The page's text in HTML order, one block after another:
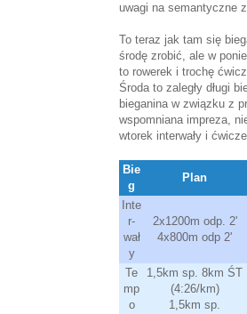
uwagi na semantyczne
To teraz jak tam się
środę zrobić, ale w
to rowerek i trochę
Środa to zaległy długi
bieganina w związku z
wspomniana impreza,
wtorek interwały i
Bie
g
Plan
Inte
r-
wał
y
2x1200m odp. 2'
4x800m odp 2'
Te
mp
o
1,5km sp. 8km ŚT
(4:26/km)
1,5km sp.